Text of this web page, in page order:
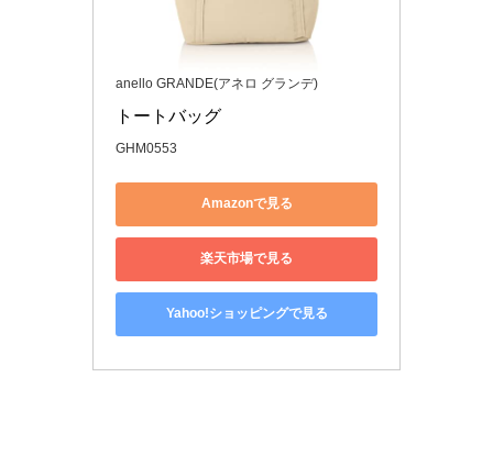
anello GRANDE(アネロ グランデ)
トートバッグ
GHM0553
Amazonで見る
楽天市場で見る
Yahoo!ショッピングで見る